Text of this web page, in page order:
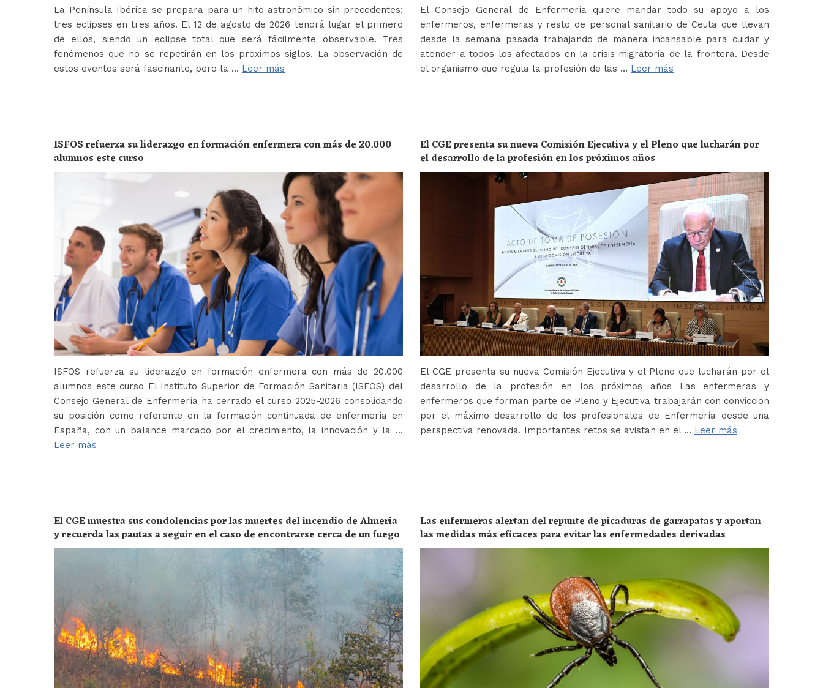
La Península Ibérica se prepara para un hito astronómico sin precedentes:
tres eclipses en tres años. El 12 de agosto de 2026 tendrá lugar el primero
de ellos, siendo un eclipse total que será fácilmente observable. Tres
fenómenos que no se repetirán en los próximos siglos. La observación de
estos eventos será fascinante, pero la … Leer más
El Consejo General de Enfermería quiere mandar todo su apoyo a los
enfermeros, enfermeras y resto de personal sanitario de Ceuta que llevan
desde la semana pasada trabajando de manera incansable para cuidar y
atender a todos los afectados en la crisis migratoria de la frontera. Desde
el organismo que regula la profesión de las … Leer más
ISFOS refuerza su liderazgo en formación enfermera con más de 20.000
alumnos este curso
ISFOS refuerza su liderazgo en formación enfermera con más de 20.000
alumnos este curso El Instituto Superior de Formación Sanitaria (ISFOS) del
Consejo General de Enfermería ha cerrado el curso 2025-2026 consolidando
su posición como referente en la formación continuada de enfermería en
España, con un balance marcado por el crecimiento, la innovación y la …
Leer más
El CGE presenta su nueva Comisión Ejecutiva y el Pleno que lucharán por
el desarrollo de la profesión en los próximos años
El CGE presenta su nueva Comisión Ejecutiva y el Pleno que lucharán por el
desarrollo de la profesión en los próximos años Las enfermeras y
enfermeros que forman parte de Pleno y Ejecutiva trabajarán con convicción
por el máximo desarrollo de los profesionales de Enfermería desde una
perspectiva renovada. Importantes retos se avistan en el … Leer más
El CGE muestra sus condolencias por las muertes del incendio de Almería
y recuerda las pautas a seguir en el caso de encontrarse cerca de un fuego
Las enfermeras alertan del repunte de picaduras de garrapatas y aportan
las medidas más eficaces para evitar las enfermedades derivadas